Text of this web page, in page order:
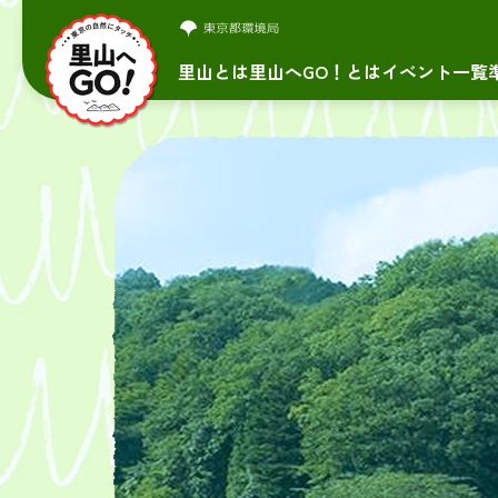
里山とは里山へGO！とはイベント一覧